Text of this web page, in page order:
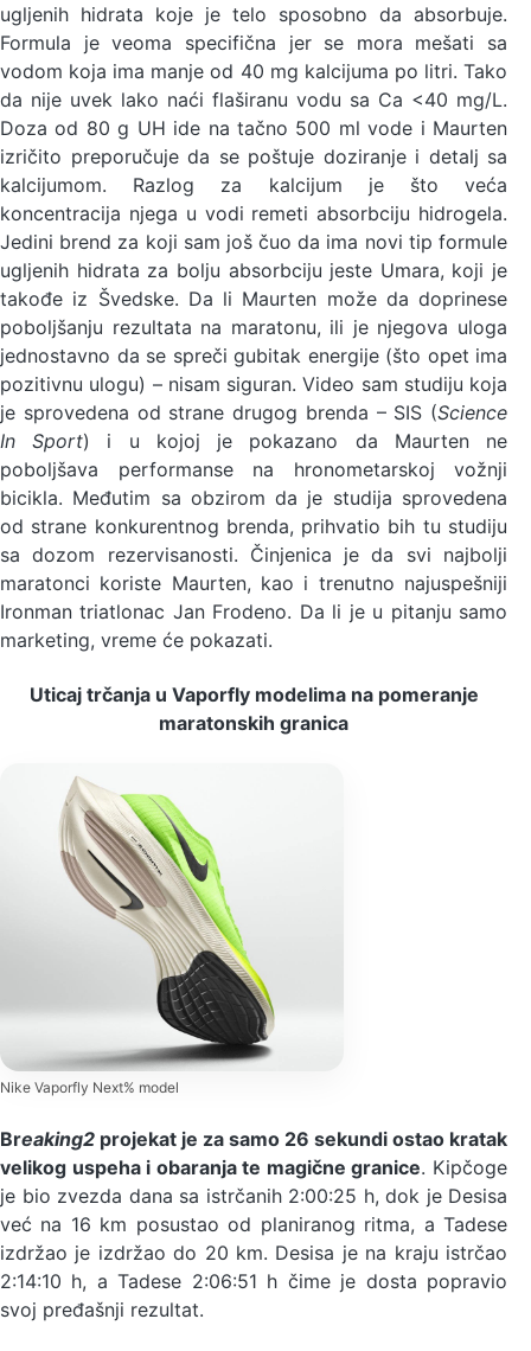
ugljenih hidrata koje je telo sposobno da absorbuje.
Formula je veoma specifična jer se mora mešati sa
vodom koja ima manje od 40 mg kalcijuma po litri. Tako
da nije uvek lako naći flaširanu vodu sa Ca <40 mg/L.
Doza od 80 g UH ide na tačno 500 ml vode i Maurten
izričito preporučuje da se poštuje doziranje i detalj sa
kalcijumom. Razlog za kalcijum je što veća
koncentracija njega u vodi remeti absorbciju hidrogela.
Jedini brend za koji sam još čuo da ima novi tip formule
ugljenih hidrata za bolju absorbciju jeste Umara, koji je
takođe iz Švedske. Da li Maurten može da doprinese
poboljšanju rezultata na maratonu, ili je njegova uloga
jednostavno da se spreči gubitak energije (što opet ima
pozitivnu ulogu) – nisam siguran. Video sam studiju koja
je sprovedena od strane drugog brenda – SIS (Science
In Sport) i u kojoj je pokazano da Maurten ne
poboljšava performanse na hronometarskoj vožnji
bicikla. Međutim sa obzirom da je studija sprovedena
od strane konkurentnog brenda, prihvatio bih tu studiju
sa dozom rezervisanosti. Činjenica je da svi najbolji
maratonci koriste Maurten, kao i trenutno najuspešniji
Ironman triatlonac Jan Frodeno. Da li je u pitanju samo
marketing, vreme će pokazati.
Uticaj trčanja u Vaporfly modelima na pomeranje
maratonskih granica
Nike Vaporfly Next% model
Breaking2 projekat je za samo 26 sekundi ostao kratak
velikog uspeha i obaranja te magične granice. Kipčoge
je bio zvezda dana sa istrčanih 2:00:25 h, dok je Desisa
već na 16 km posustao od planiranog ritma, a Tadese
izdržao je izdržao do 20 km. Desisa je na kraju istrčao
2:14:10 h, a Tadese 2:06:51 h čime je dosta popravio
svoj pređašnji rezultat.